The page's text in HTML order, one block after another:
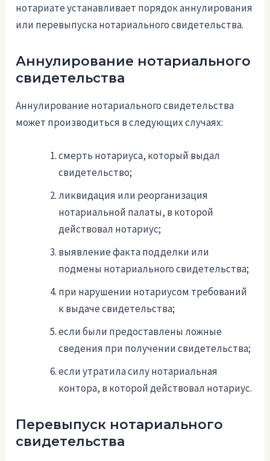
нотариате устанавливает порядок аннулирования
или перевыпуска нотариального свидетельства.
Аннулирование нотариального
свидетельства
Аннулирование нотариального свидетельства
может производиться в следующих случаях:
смерть нотариуса, который выдал
свидетельство;
ликвидация или реорганизация
нотариальной палаты, в которой
действовал нотариус;
выявление факта подделки или
подмены нотариального свидетельства;
при нарушении нотариусом требований
к выдаче свидетельства;
если были предоставлены ложные
сведения при получении свидетельства;
если утратила силу нотариальная
контора, в которой действовал нотариус.
Перевыпуск нотариального
свидетельства